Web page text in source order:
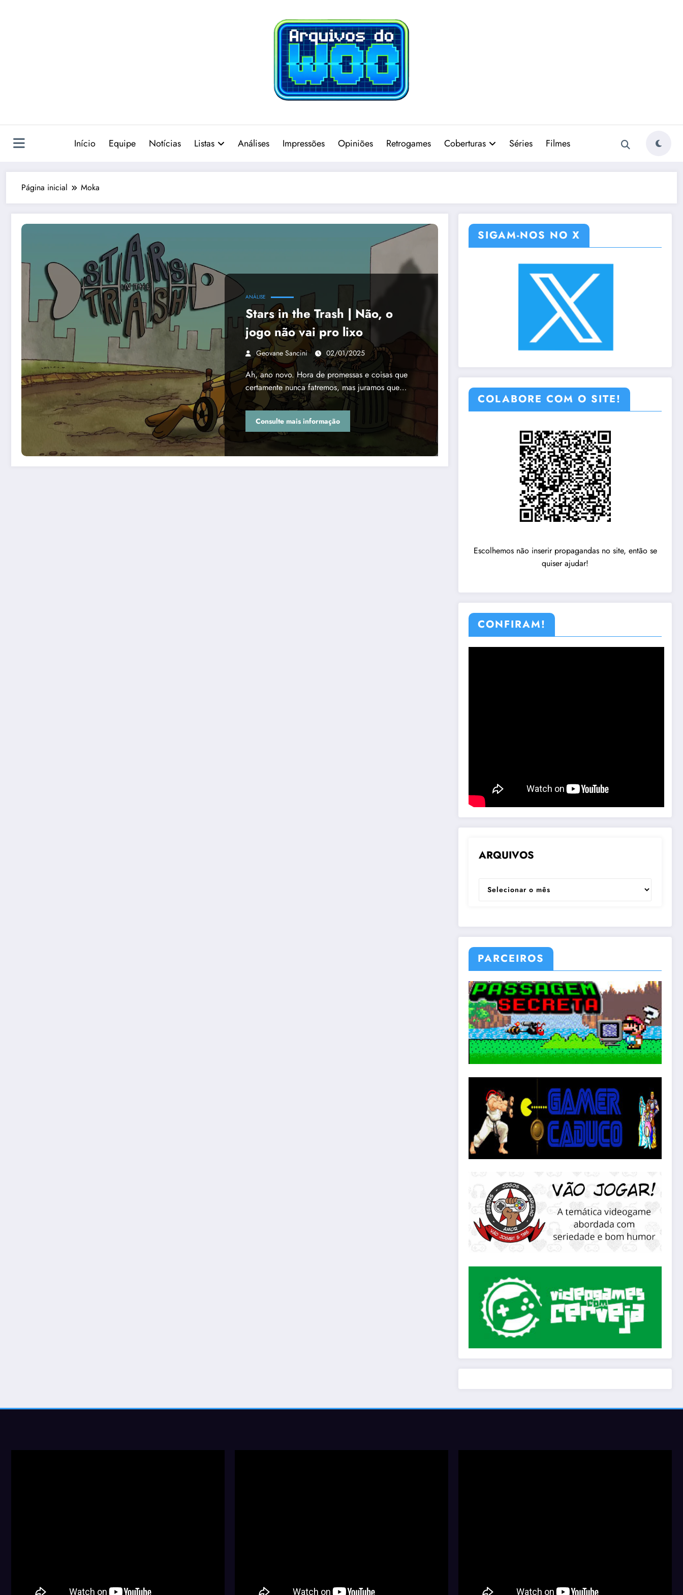
Início Equipe Notícias Listas Análises Impressões Opiniões Retrogames Coberturas Séries Filmes
Página inicial Moka
ANÁLISE
Stars in the Trash | Não, o
jogo não vai pro lixo
Geovane Sancini 02/01/2025
Ah, ano novo. Hora de promessas e coisas que
certamente nunca fatremos, mas juramos que…
Consulte mais informação
SIGAM-NOS NO X
COLABORE COM O SITE!
Escolhemos não inserir propagandas no site, então se
quiser ajudar!
CONFIRAM!
ARQUIVOS
ARQUIVOS
PARCEIROS